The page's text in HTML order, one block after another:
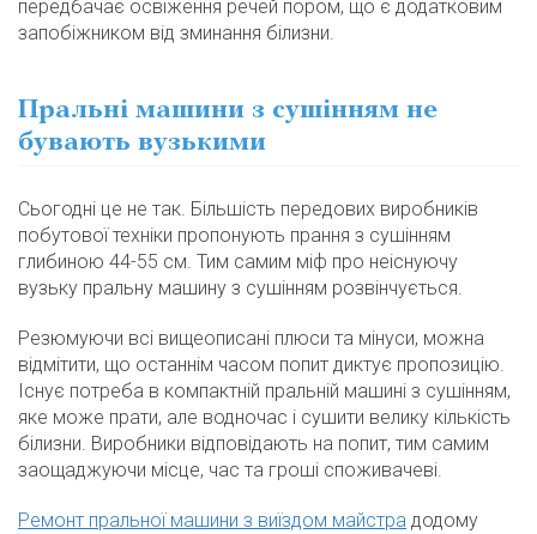
передбачає освіження речей пором, що є додатковим
запобіжником від зминання білизни.
Пральні машини з сушінням не
бувають вузькими
Сьогодні це не так. Більшість передових виробників
побутової техніки пропонують прання з сушінням
глибиною 44-55 см. Тим самим міф про неіснуючу
вузьку пральну машину з сушінням розвінчується.
Резюмуючи всі вищеописані плюси та мінуси, можна
відмітити, що останнім часом попит диктує пропозицію.
Існує потреба в компактній пральній машині з сушінням,
яке може прати, але водночас і сушити велику кількість
білизни. Виробники відповідають на попит, тим самим
заощаджуючи місце, час та гроші споживачеві.
Ремонт пральної машини з виїздом майстра додому